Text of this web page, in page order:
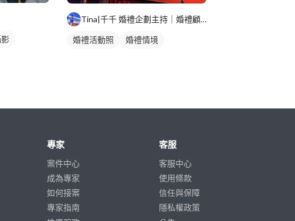
Tina|千千 婚禮企劃主持｜婚禮顧問｜春酒尾牙
婚禮活動照 婚禮情境
專家
案件中心
成為專家
如何接案
專家指南
客服
客服中心
使用條款
信任與保障
隱私權政策